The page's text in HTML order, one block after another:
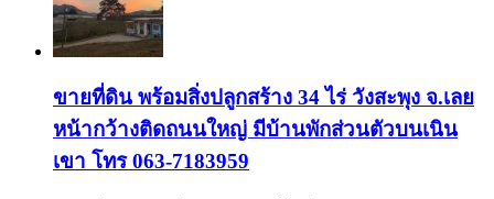
ขายที่ดิน พร้อมสิ่งปลูกสร้าง 34 ไร่ วังสะพุง จ.เลย
หน้ากว้างติดถนนใหญ่ มีบ้านพักส่วนตัวบนเนิน
เขา โทร 063-7183959